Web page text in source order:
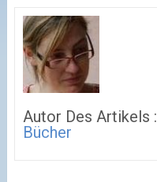
Autor Des Artikels :
Bücher